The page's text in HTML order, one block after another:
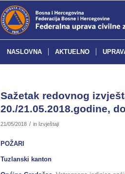
NASLOVNA AKTUELNO
Sažetak redovnog
20./21.05.2018.godine,
21/05/2018 / in Izvještaji
POŽARI
Tuzlanski kanton